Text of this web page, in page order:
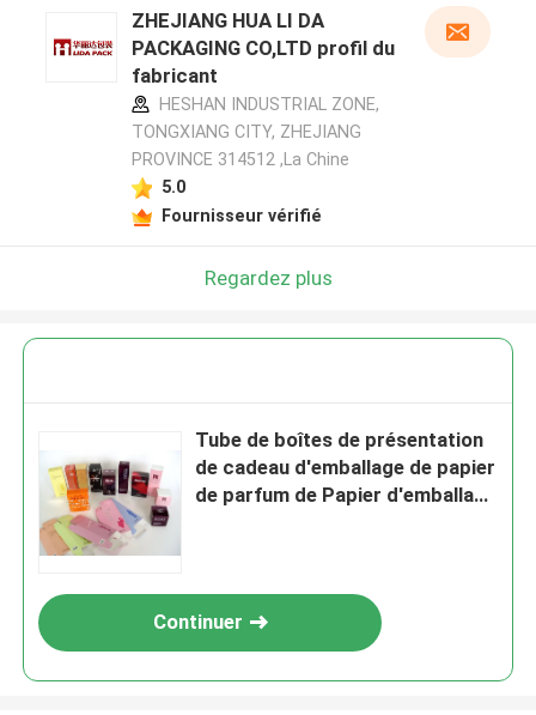
ZHEJIANG HUA LI DA
PACKAGING CO,LTD profil du
fabricant
HESHAN INDUSTRIAL ZONE,
TONGXIANG CITY, ZHEJIANG
PROVINCE 314512 ,La Chine
5.0
Fournisseur vérifié
Regardez plus
Tube de boîtes de présentation
de cadeau d'emballage de papier
de parfum de Papier d'emballage
Continuer